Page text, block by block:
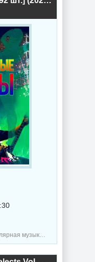
музыка / Клипы - Концерты / Метал музыка / Поп музыка